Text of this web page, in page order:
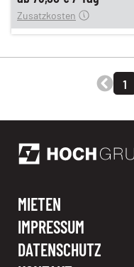
Zusatzkosten
1
MIETEN
IMPRESSUM
DATENSCHUTZ